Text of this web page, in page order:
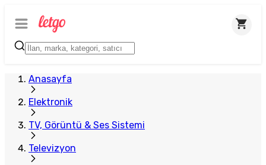
Anasayfa
Elektronik
TV, Görüntü & Ses Sistemi
Televizyon
Plus Satıcı